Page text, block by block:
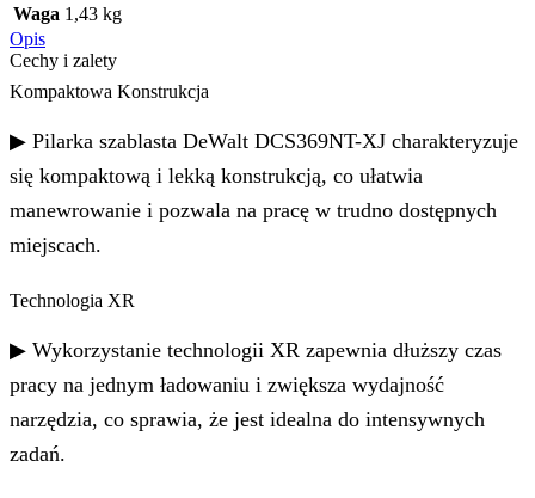
Waga 1,43 kg
Opis
Cechy i zalety
Kompaktowa Konstrukcja
▶ Pilarka szablasta DeWalt DCS369NT-XJ charakteryzuje
się kompaktową i lekką konstrukcją, co ułatwia
manewrowanie i pozwala na pracę w trudno dostępnych
miejscach.
Technologia XR
▶ Wykorzystanie technologii XR zapewnia dłuższy czas
pracy na jednym ładowaniu i zwiększa wydajność
narzędzia, co sprawia, że jest idealna do intensywnych
zadań.